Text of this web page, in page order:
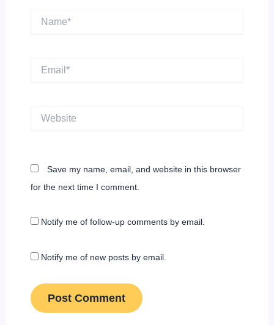
Name*
Save my name, email, and website in this browser
for the next time I comment.
Notify me of follow-up comments by email.
Notify me of new posts by email.